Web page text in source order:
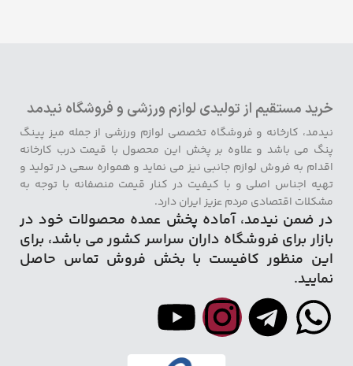
خرید مستقیم از تولیدی لوازم ورزشی و فروشگاه نیدمد
نیدمد، کارخانه و فروشگاه تخصصی لوازم ورزشی از جمله میز پینگ
پنگ می باشد و علاوه بر پخش این محصول با قیمت درب کارخانه
اقدام به فروش لوازم جانبی نیز می نماید و همواره سعی در تولید و
تهیه اجناس اصلی و با کیفیت در کنار قیمت منصفانه با توجه به
مشکلات اقتصادی مردم عزیز ایران دارد.
در ضمن نیدمد، آماده پخش عمده محصولات خود در
بازار برای فروشگاه داران سراسر کشور می باشد، برای
این منظور کافیست با بخش فروش تماس حاصل
نمایید.